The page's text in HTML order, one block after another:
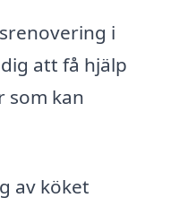
i
att få hjälp
som kan
av köket